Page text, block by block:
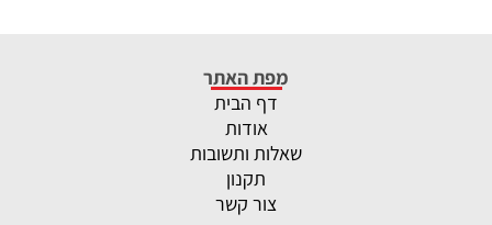
מפת האתר
דף הבית
אודות
שאלות ותשובות
תקנון
צור קשר